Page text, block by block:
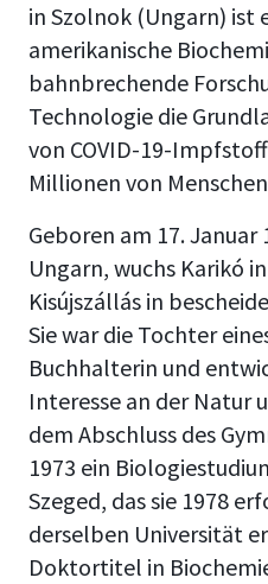
in Szolnok (Ungarn) ist
amerikanische
bahnbrechende
Technologie die
von COVID-19-
Millionen von
Geboren am 17. Januar
Ungarn, wuchs Karikó
Kisújszállás in
Sie war die Tochter
Buchhalterin und
Interesse an der Natur
dem Abschluss des
1973 ein
Szeged, das sie 1978
derselben Universität
Doktortitel in